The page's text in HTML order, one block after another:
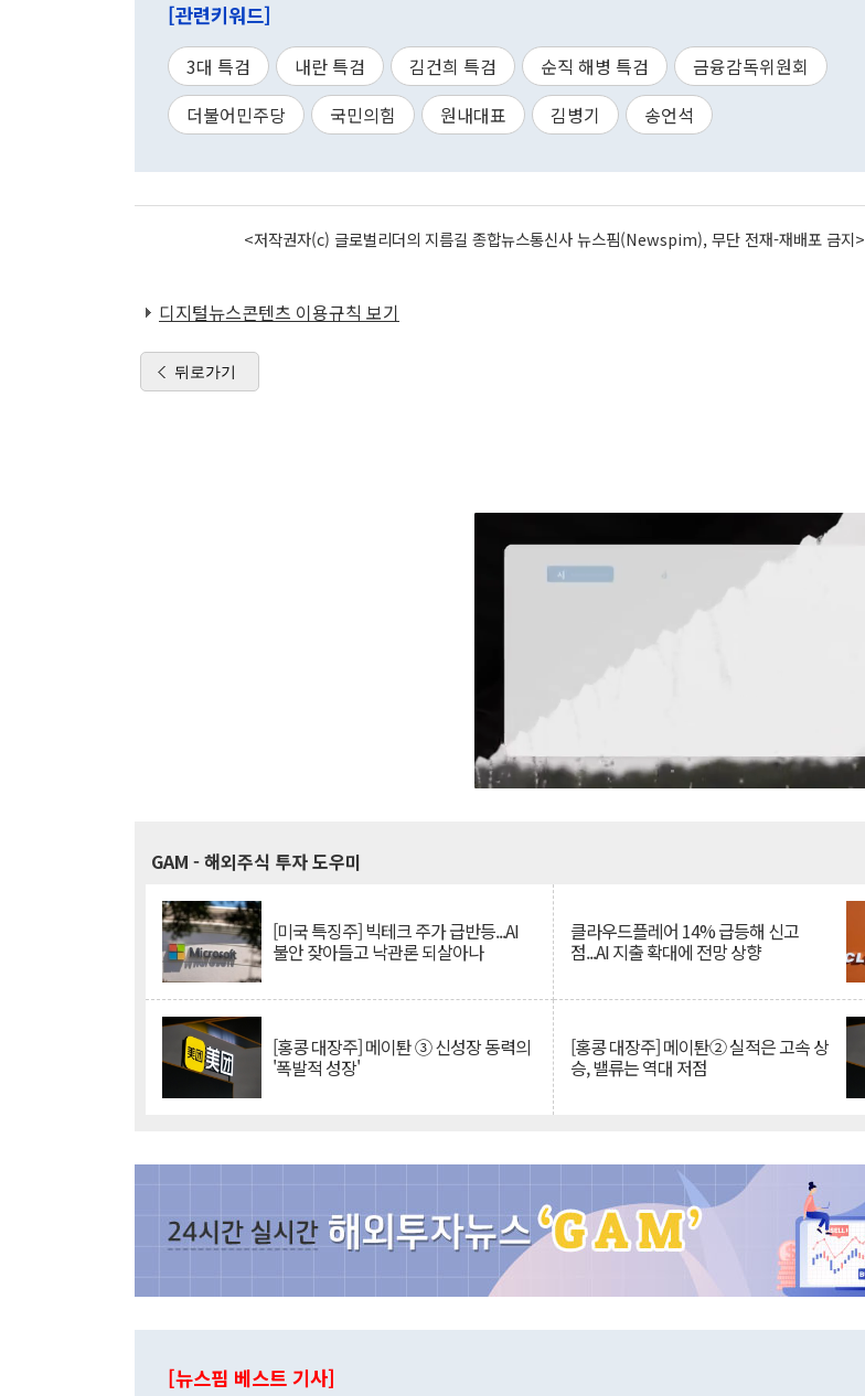
[관련키워드]
3대 특검 내란 특검 김건희 특검 순직 해병 특검
금융감독위원회
더불어민주당
국민의힘 원내대표 김병기 송언석
<저작권자(c) 글로벌리더의 지름길 종합뉴스통신사 뉴스핌(Newspim), 무단 전재-재배포 금지>
디지털뉴스콘텐츠 이용규칙 보기
뒤로가기
GAM - 해외주식 투자 도우미
[미국 특징주] 빅테크 주가 급반등...AI
불안 잦아들고 낙관론 되살아나
클라우드플레어 14% 급등해 신고
점...AI 지출 확대에 전망 상향
[홍콩 대장주] 메이퇀 ③ 신성장 동력의
'폭발적 성장'
[홍콩 대장주] 메이퇀② 실적은 고속 상
승, 밸류는 역대 저점
[뉴스핌 베스트 기사]